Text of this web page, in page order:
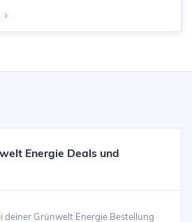
Energie Deals und
deiner Grünwelt Energie Bestellung